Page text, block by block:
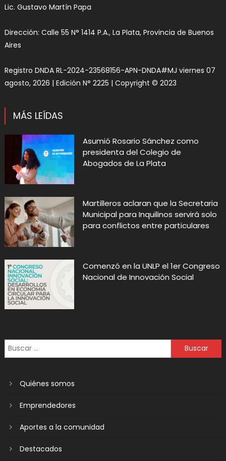
Lic. Gustavo Martín Papa
Dirección: Calle 55 N° 1414 P.A., La Plata, Provincia de Buenos
Aires
Registro DNDA RL-2024-23568156-APN-DNDA#MJ viernes 07
agosto, 2026 | Edición N° 2225 | Copyright © 2023
MÁS LEÍDAS
Asumió Rosario Sánchez como
presidenta del Colegio de
Abogados de La Plata
Martilleros aclaran que la Secretaria
Municipal para Inquilinos servirá solo
para conflictos entre particulares
Comenzó en la UNLP el 1er Congreso
Nacional de Innovación Social
Quiénes somos
Emprendedores
Aportes a la comunidad
Destacados